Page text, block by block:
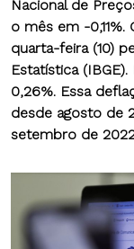
Nacional de
o mês em -0,11%.
quarta-feira (10)
Estatística (IBGE).
0,26%. Essa
desde agosto de
setembro de